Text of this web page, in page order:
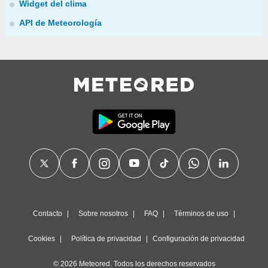
Widget del clima
API de Meteorología
Contacto Sobre nosotros FAQ Términos de uso
Cookies Política de privacidad Configuración de privacidad
© 2026 Meteored. Todos los derechos reservados